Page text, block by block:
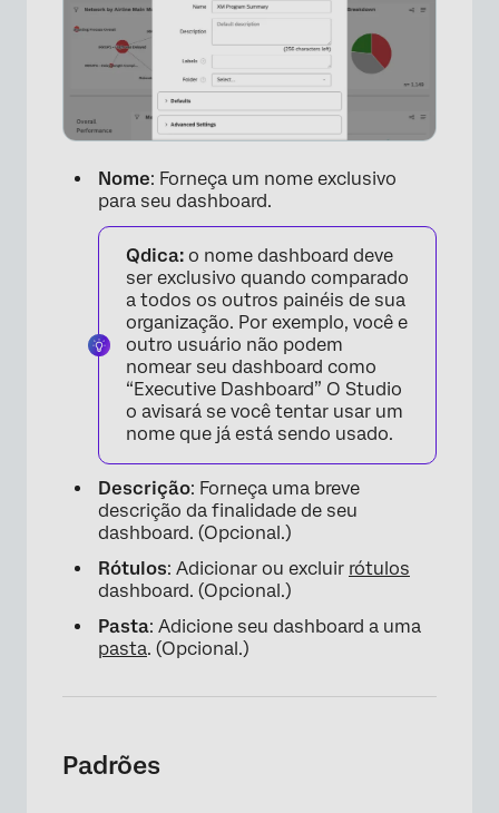
×
Nome: Forneça um nome exclusivo
para seu dashboard.
Qdica: o nome dashboard deve
ser exclusivo quando comparado
a todos os outros painéis de sua
organização. Por exemplo, você e
outro usuário não podem
nomear seu dashboard como
“Executive Dashboard” O Studio
o avisará se você tentar usar um
nome que já está sendo usado.
Descrição: Forneça uma breve
descrição da finalidade de seu
dashboard. (Opcional.)
Rótulos: Adicionar ou excluir rótulos
dashboard. (Opcional.)
Pasta: Adicione seu dashboard a uma
pasta. (Opcional.)
Padrões